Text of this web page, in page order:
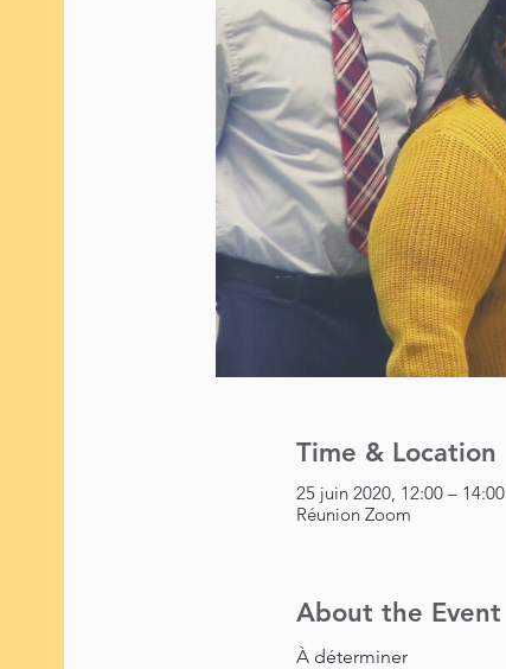
Time & Location
25 juin 2020, 12:00 – 14:00
Réunion Zoom
About the Event
À déterminer